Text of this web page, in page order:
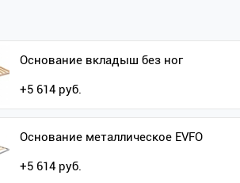
Основание вкладыш без ног
+5 614 руб.
Основание металлическое EVFO
+5 614 руб.